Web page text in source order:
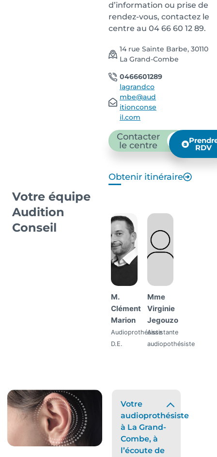
d’information ou prise de
rendez-vous, contactez le
centre au 04 66 60 12 89.
14 rue Sainte Barbe, 30110
La Grand-Combe
0466601289
lagrandco
mbe@aud
itionconse
il.com
Contacter
le centre
RDV
Obtenir itinéraire
Votre équipe
Audition
Conseil
M.
Clément
Marion
Audioprothésiste
D.E.
Mme
Virginie
Jegouzo
Assistante
audiopothésiste
Votre
audioprothésiste
à La Grand-
Combe, à
l’écoute de